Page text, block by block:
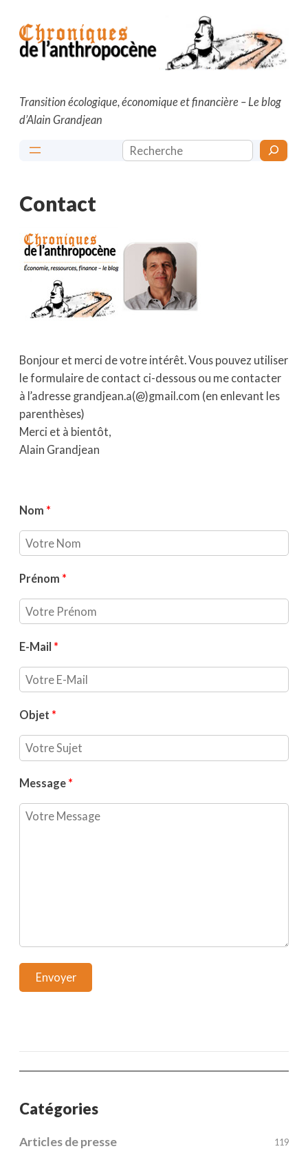
contenu
Transition écologique, économique et financière – Le blog
d’Alain Grandjean
Rechercher
Contact
Bonjour et merci de votre intérêt. Vous pouvez utiliser
le formulaire de contact ci-dessous ou me contacter
à l’adresse grandjean.a(@)gmail.com (en enlevant les
parenthèses)
Merci et à bientôt,
Alain Grandjean
Nom *
Prénom *
E-Mail *
Objet *
Message *
Catégories
Articles de presse 119